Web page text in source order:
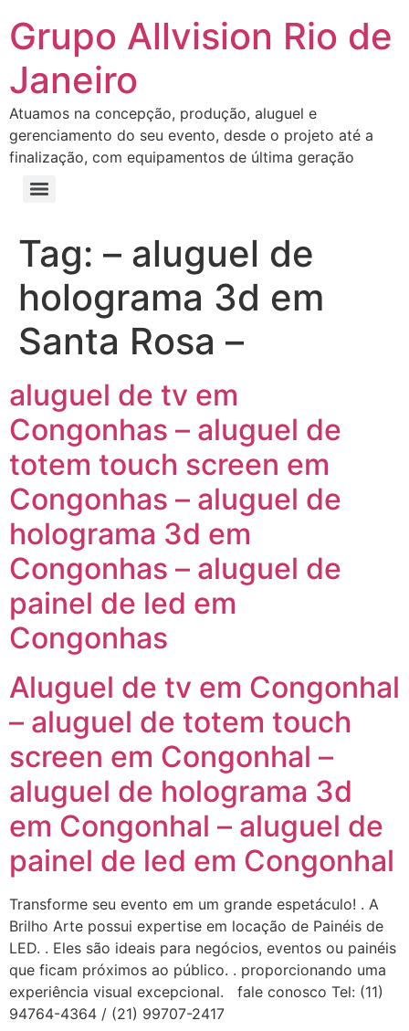
Grupo Allvision Rio de
Janeiro
Atuamos na concepção, produção, aluguel e
gerenciamento do seu evento, desde o projeto até a
finalização, com equipamentos de última geração
Tag: – aluguel de
holograma 3d em
Santa Rosa –
aluguel de tv em
Congonhas – aluguel de
totem touch screen em
Congonhas – aluguel de
holograma 3d em
Congonhas – aluguel de
painel de led em
Congonhas
Aluguel de tv em Congonhal
– aluguel de totem touch
screen em Congonhal –
aluguel de holograma 3d
em Congonhal – aluguel de
painel de led em Congonhal
Transforme seu evento em um grande espetáculo! . A
Brilho Arte possui expertise em locação de Painéis de
LED. . Eles são ideais para negócios, eventos ou painéis
que ficam próximos ao público. . proporcionando uma
experiência visual excepcional. fale conosco Tel: (11)
94764-4364 / (21) 99707-2417